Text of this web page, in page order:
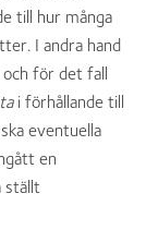
till hur många
I andra hand
för det fall
i förhållande till
eventuella
en
ställt